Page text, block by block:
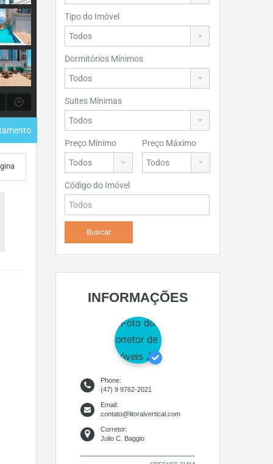
Tipo do Imóvel
Dormitórios Mínimos
Suítes Mínimas
Preço Mínimo Preço Máximo
Código do Imóvel
INFORMAÇÕES
Phone:
(47) 9 9762-2021
Email:
contato@litoralvertical.com
Corretor:
Julio C. Baggio